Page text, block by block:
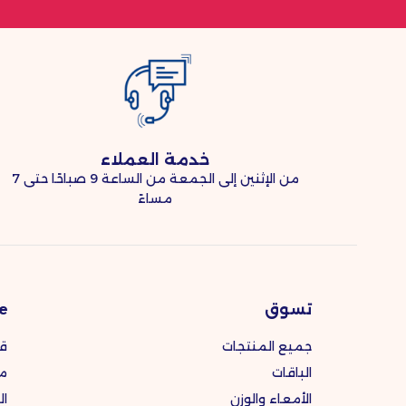
خدمة العملاء
من الإثنين إلى الجمعة من الساعة 9 صباحًا حتى 7
مساءً
تسوق
جميع المنتجات
الباقات
الأمعاء والوزن